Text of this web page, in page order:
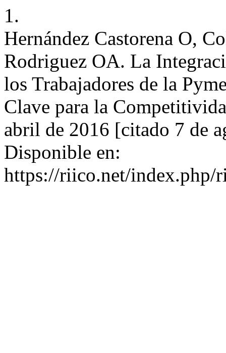
1.
Hernández Castorena O,
Rodriguez OA. La
los Trabajadores de la
Clave para la
abril de 2016 [citado 7 de
Disponible en:
https://riico.net/index.php/